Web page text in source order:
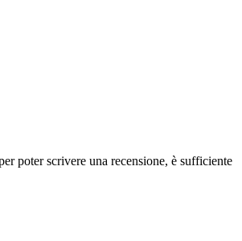
poter scrivere una recensione, è sufficiente